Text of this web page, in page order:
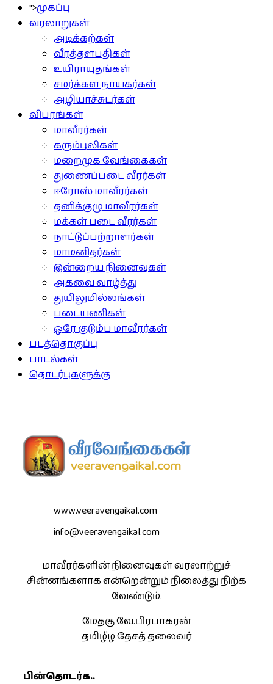
">முகப்பு
வரலாறுகள்
அடிக்கற்கள்
வீரத்தளபதிகள்
உயிராயுதங்கள்
சமர்க்கள நாயகர்கள்
அழியாச்சுடர்கள்
விபரங்கள்
மாவீரர்கள்
கரும்புலிகள்
மறைமுக வேங்கைகள்
துணைப்படை வீரர்கள்
ஈரோஸ் மாவீரர்கள்
தனிக்குழு மாவீரர்கள்
மக்கள் படை வீரர்கள்
நாட்டுப்பற்றாளர்கள்
மாமனிதர்கள்
இன்றைய நினைவுகள்
அகவை வாழ்த்து
துயிலுமில்லங்கள்
படையணிகள்
ஒரே குடும்ப மாவீரர்கள்
படத்தொகுப்பு
பாடல்கள்
தொடர்புகளுக்கு
www.veeravengaikal.com
info@veeravengaikal.com
மாவீரர்களின் நினைவுகள் வரலாற்றுச்
சின்னங்களாக என்றென்றும் நிலைத்து நிற்க
வேண்டும்.
மேதகு வே.பிரபாகரன்
தமிழீழ தேசத் தலைவர்
பின்தொடர்க..